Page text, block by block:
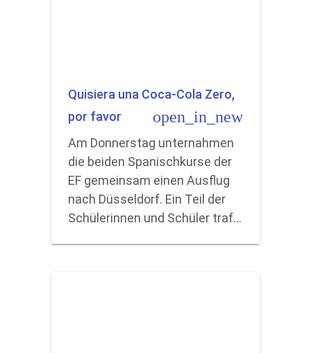
Quisiera una Coca-Cola Zero,
por favor
open_in_new
Am Donnerstag unternahmen
die beiden Spanischkurse der
EF gemeinsam einen Ausflug
nach Düsseldorf. Ein Teil der
Schülerinnen und Schüler traf…